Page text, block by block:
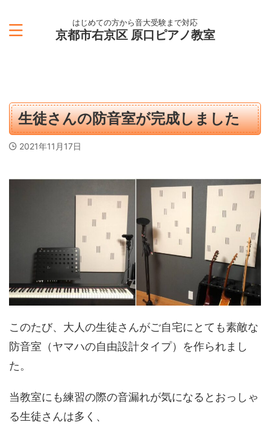
はじめての方から音大受験まで対応
京都市右京区 原口ピアノ教室
生徒さんの防音室が完成しました
2021年11月17日
このたび、大人の生徒さんがご自宅にとても素敵な
防音室（ヤマハの自由設計タイプ）を作られまし
た。
当教室にも練習の際の音漏れが気になるとおっしゃ
る生徒さんは多く、